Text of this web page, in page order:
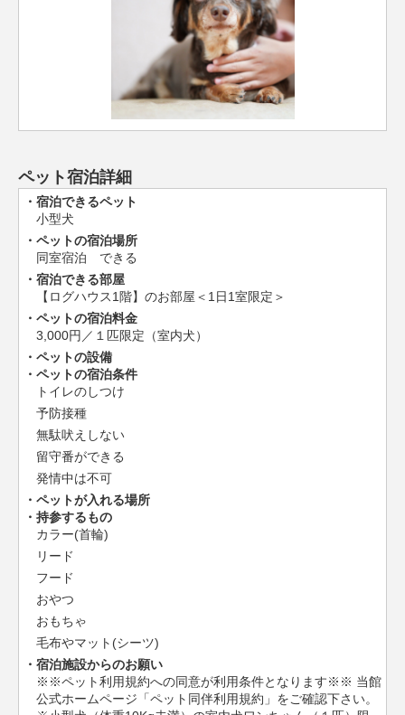
ペット宿泊詳細
宿泊できるペット
小型犬
ペットの宿泊場所
同室宿泊 できる
宿泊できる部屋
【ログハウス1階】のお部屋＜1日1室限定＞
ペットの宿泊料金
3,000円／１匹限定（室内犬）
ペットの設備
ペットの宿泊条件
トイレのしつけ
予防接種
無駄吠えしない
留守番ができる
発情中は不可
ペットが入れる場所
持参するもの
カラー(首輪)
リード
フード
おやつ
おもちゃ
毛布やマット(シーツ)
宿泊施設からのお願い
※※ペット利用規約への同意が利用条件となります※※ 当館
公式ホームページ「ペット同伴利用規約」をご確認下さい。